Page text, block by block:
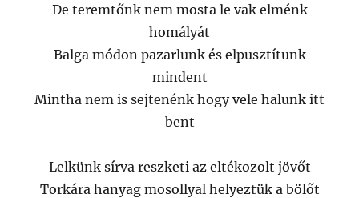
De teremtőnk nem mosta le vak elménk
homályát
Balga módon pazarlunk és elpusztítunk
mindent
Mintha nem is sejtenénk hogy vele halunk itt
bent
Lelkünk sírva reszketi az eltékozolt jövőt
Torkára hanyag mosollyal helyeztük a bölőt